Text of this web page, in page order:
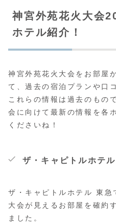
神宮外苑花火大会
ホテル紹介！
神宮外苑花火大会をお部屋
て、過去の宿泊プランや口
これらの情報は過去のもの
会に向けて最新の情報を各
くださいね！
ザ・キャピトルホテ
ザ・キャピトルホテル 東急
大会が見えるお部屋を確約
ました。